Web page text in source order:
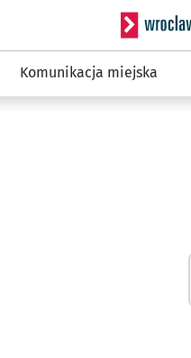
Serwis
Komunikacja miejska